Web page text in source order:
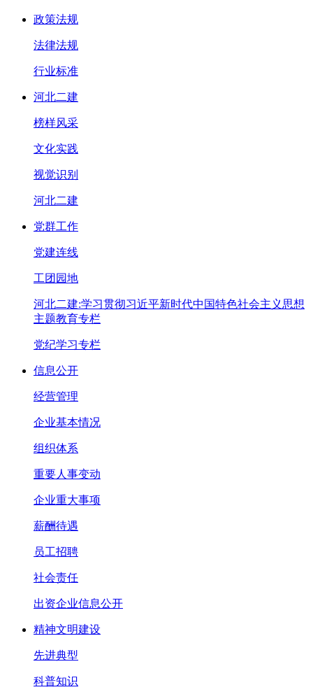
政策法规
法律法规
行业标准
河北二建
榜样风采
文化实践
视觉识别
河北二建
党群工作
党建连线
工团园地
河北二建:学习贯彻习近平新时代中国特色社会主义思想
主题教育专栏
党纪学习专栏
信息公开
经营管理
企业基本情况
组织体系
重要人事变动
企业重大事项
薪酬待遇
员工招聘
社会责任
出资企业信息公开
精神文明建设
先进典型
科普知识